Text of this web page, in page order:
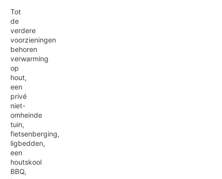
Tot
de
verdere
voorzieningen
behoren
verwarming
op
hout,
een
privé
niet-
omheinde
tuin,
fietsenberging,
ligbedden,
een
houtskool
BBQ,